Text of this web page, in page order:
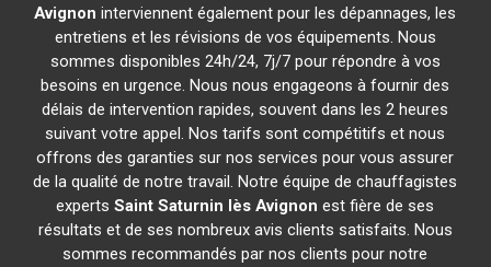
Avignon interviennent également pour les dépannages, les
entretiens et les révisions de vos équipements. Nous
sommes disponibles 24h/24, 7j/7 pour répondre à vos
besoins en urgence. Nous nous engageons à fournir des
délais de intervention rapides, souvent dans les 2 heures
suivant votre appel. Nos tarifs sont compétitifs et nous
offrons des garanties sur nos services pour vous assurer
de la qualité de notre travail. Notre équipe de chauffagistes
expertsSaint Saturnin lès Avignon est fière de ses
résultats et de ses nombreux avis clients satisfaits. Nous
sommes recommandés par nos clients pour notre